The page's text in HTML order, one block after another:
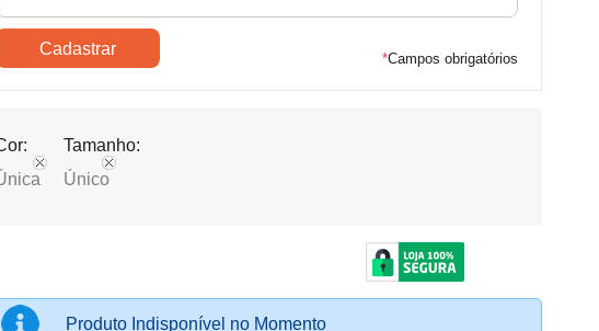
*Campos obrigatórios
Tamanho:
Único
Produto Indisponível no Momento